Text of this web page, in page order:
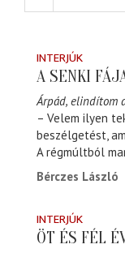
INTERJÚK
A SENKI
Árpád, elindítom
– Velem ilyen
beszélgetést,
A régmúltból
Bérczes László
INTERJÚK
ÖT ÉS FÉL